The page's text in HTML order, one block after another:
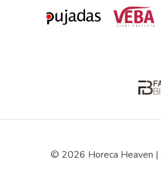
© 2026 Horeca Heaven |